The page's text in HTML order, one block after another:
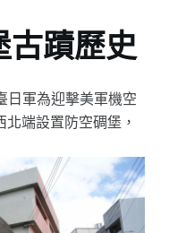
古蹟歷史
日軍為迎擊美軍機空
端設置防空碉堡，